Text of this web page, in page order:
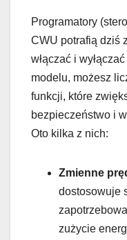
Programatory
CWU potrafią dziś
włączać i
modelu, możesz
funkcji, które
bezpieczeństwo i
Oto kilka z nich:
Zmienne
dostosowuje
zużycie